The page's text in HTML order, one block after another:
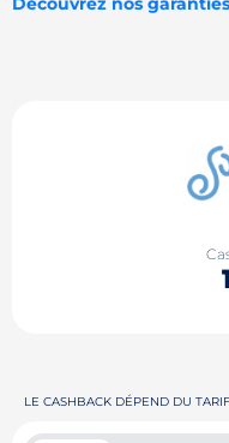
LE CASHBACK DÉPEND DU TARIF